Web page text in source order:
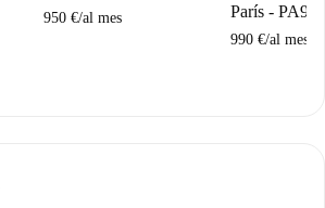
950 €/al mes
París - PA99
990 €/al mes